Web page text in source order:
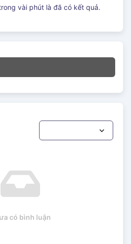
vài phút là đã có kết quả.
có bình luận